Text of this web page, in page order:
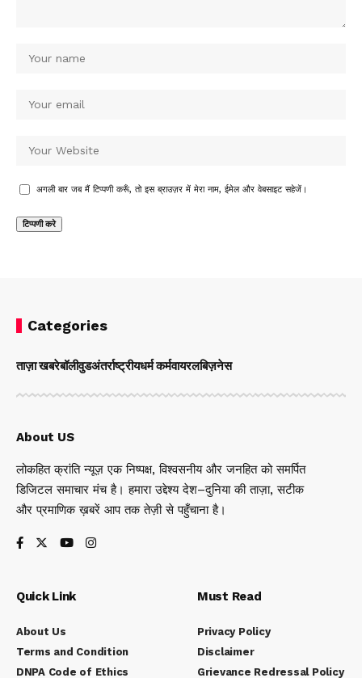
अगली बार जब मैं टिप्पणी करूँ, तो इस ब्राउज़र में मेरा नाम, ईमेल और वेबसाइट सहेजें।
Categories
ताज़ा खबरेबॉलीवुडअंतर्राष्ट्रीयधर्म कर्मवायरलबिज़नेस
About US
लोकहित क्रांति न्यूज़ एक निष्पक्ष, विश्वसनीय और जनहित को समर्पित
डिजिटल समाचार मंच है। हमारा उद्देश्य देश–दुनिया की ताज़ा, सटीक
और प्रमाणिक ख़बरें आप तक तेज़ी से पहुँचाना है।
Quick Link
About Us
Terms and Condition
DNPA Code of Ethics
Must Read
Privacy Policy
Disclaimer
Grievance Redressal Policy